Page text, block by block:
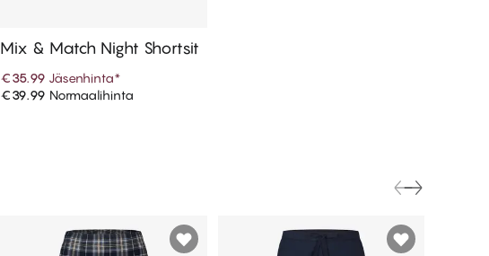
Lisää ostoskoriin
Mix & Match Night Shortsit
€35.99 Jäsenhinta*
€39.99 Normaalihinta